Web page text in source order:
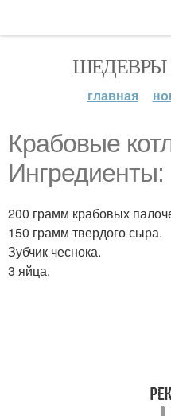
ШЕДЕВРЫ
главная
Крабовые
Ингредиенты:
200 грамм крабовых
150 грамм твердого сыра.
Зубчик чеснока.
3 яйца.